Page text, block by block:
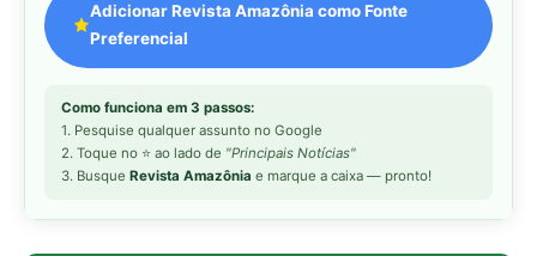
Adicionar Revista Amazônia como Fonte
Preferencial
Como funciona em 3 passos:
1. Pesquise qualquer assunto no Google
2. Toque no ⭐ ao lado de "Principais Notícias"
3. Busque Revista Amazônia e marque a caixa — pronto!